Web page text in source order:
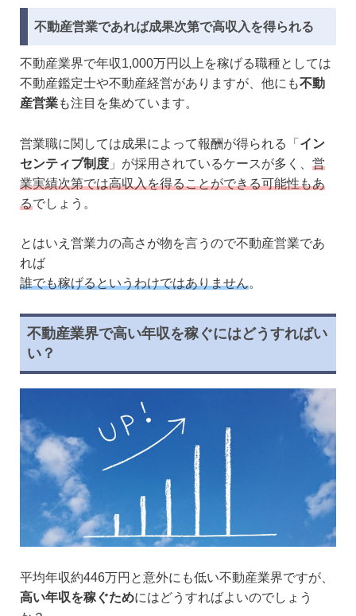
不動産営業であれば成果次第で高収入を得られる
不動産業界で年収1,000万円以上を稼げる職種としては
不動産鑑定士や不動産経営がありますが、他にも不動
産営業も注目を集めています。
営業職に関しては成果によって報酬が得られる「 イン
センティブ制度 」が採用されているケースが多く、 営
業実績次第では高収入を得ることができる可能性もあ
るでしょう。
とはいえ営業力の高さが物を言うので不動産営業であ
れば
誰でも稼げるというわけではありません。
不動産業界で高い年収を稼ぐにはどうすればい
い？
平均年収約446万円と意外にも低い不動産業界ですが、
高い年収を稼ぐためにはどうすればよいのでしょう